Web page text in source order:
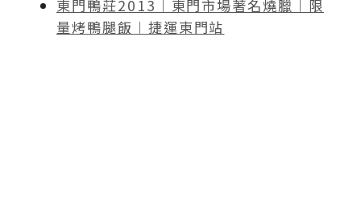
東門鴨莊2013︱東門市場著名燒臘︱限
量烤鴨腿飯︱捷運東門站